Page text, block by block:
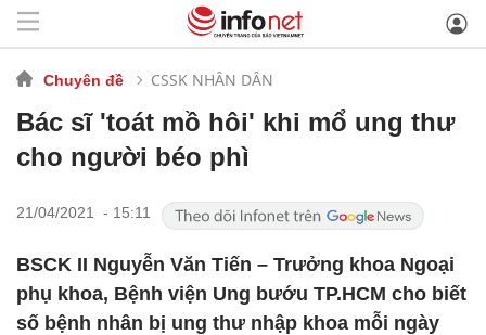
Chuyên đề CSSK NHÂN DÂN
Bác sĩ 'toát mồ hôi' khi mổ ung thư
cho người béo phì
21/04/2021 - 15:11
BSCK II Nguyễn Văn Tiến – Trưởng khoa Ngoại
phụ khoa, Bệnh viện Ung bướu TP.HCM cho biết
số bệnh nhân bị ung thư nhập khoa mỗi ngày